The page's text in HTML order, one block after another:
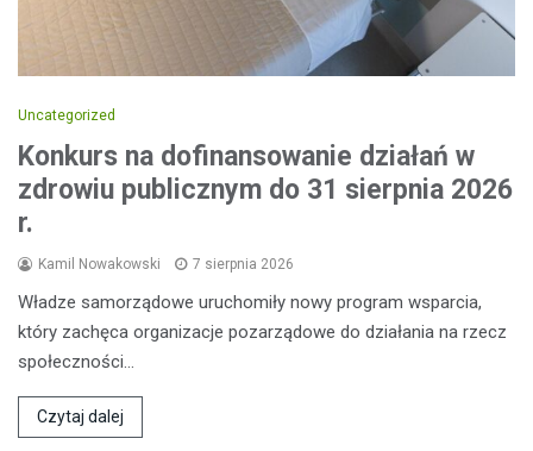
Uncategorized
Konkurs na dofinansowanie działań w
zdrowiu publicznym do 31 sierpnia 2026
r.
Kamil Nowakowski 7 sierpnia 2026
Władze samorządowe uruchomiły nowy program wsparcia,
który zachęca organizacje pozarządowe do działania na rzecz
społeczności…
Czytaj dalej